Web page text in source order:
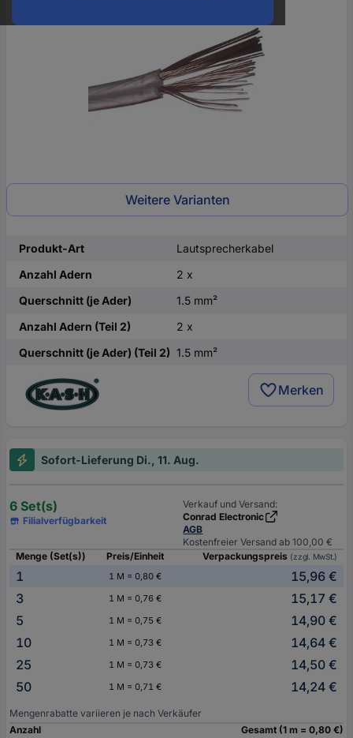
Weitere Varianten
Produkt-Art
Lautsprecherkabel
Anzahl Adern
2 x
Querschnitt (je Ader)
1.5 mm²
Anzahl Adern (Teil 2)
2 x
Querschnitt (je Ader) (Teil 2) 1.5 mm²
Merken
Sofort-Lieferung Di., 11. Aug.
6 Set(s)
Filialverfügbarkeit
Verkauf und Versand:
Conrad Electronic
AGB
Kostenfreier Versand ab 100,00 €
Menge (Set(s))
Preis/Einheit Verpackungspreis (zzgl. MwSt.)
1 1 M = 0,80 €
15,96 €
3
1 M = 0,76 €
15,17 €
5
1 M = 0,75 €
14,90 €
10
1 M = 0,73 €
14,64 €
25
1 M = 0,73 €
14,50 €
50
1 M = 0,71 € 14,24 €
Mengenrabatte variieren je nach Verkäufer
Anzahl
Gesamt (1 m = 0,80 €)